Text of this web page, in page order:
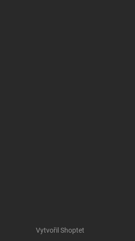
Vytvořil Shoptet